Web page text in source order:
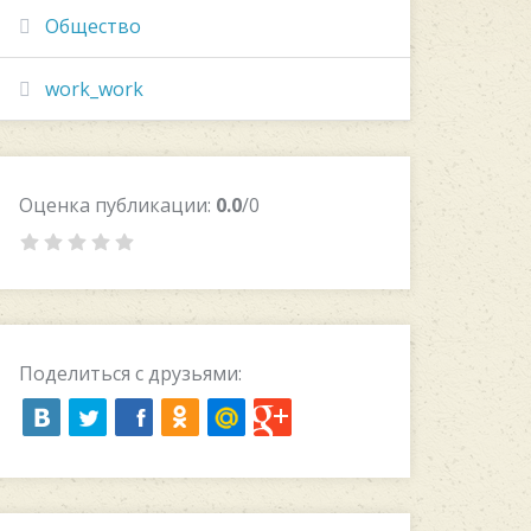
Общество
work_work
Оценка публикации: 0.0/0
Поделиться с друзьями: